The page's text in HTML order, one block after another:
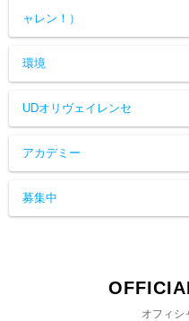
ャレン！）
環境
UDオリヴェイレンセ
アカデミー
募集中
オフィシ